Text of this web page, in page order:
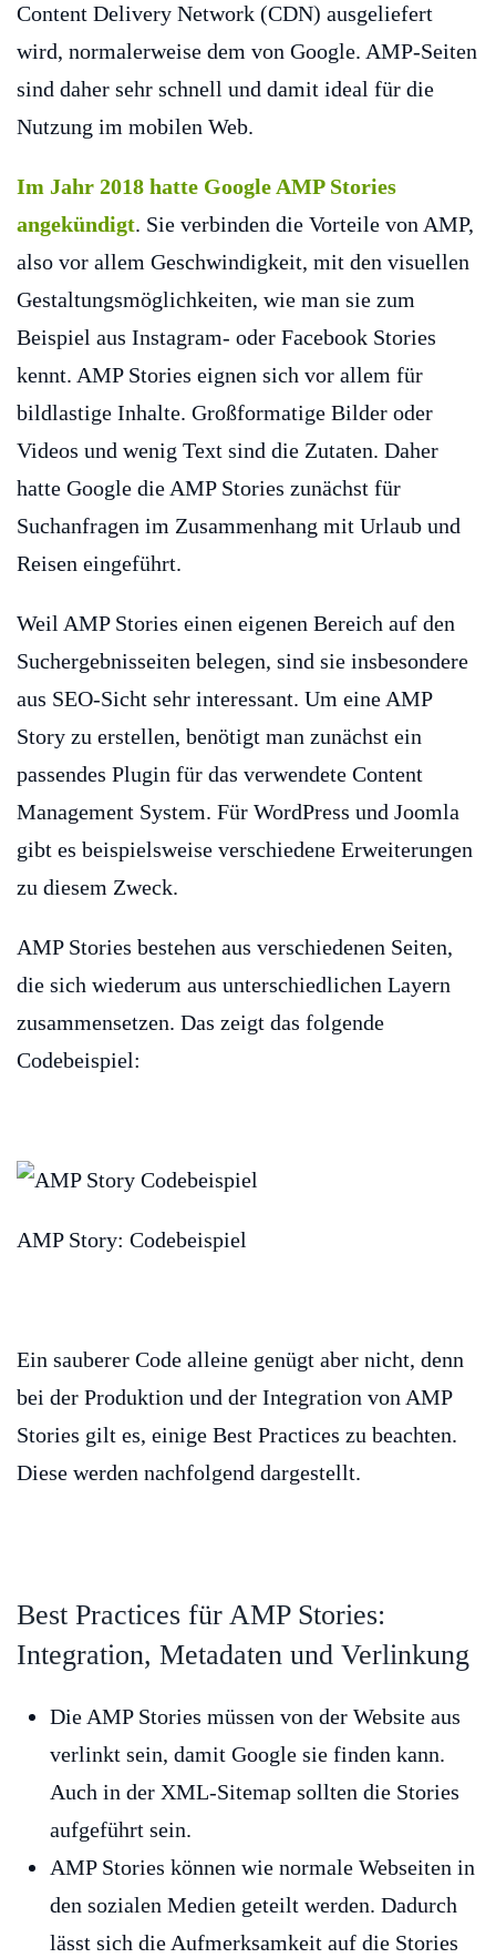
Content Delivery Network (CDN) ausgeliefert
wird, normalerweise dem von Google. AMP-Seiten
sind daher sehr schnell und damit ideal für die
Nutzung im mobilen Web.
Im Jahr 2018 hatte Google AMP Stories
angekündigt. Sie verbinden die Vorteile von AMP,
also vor allem Geschwindigkeit, mit den visuellen
Gestaltungsmöglichkeiten, wie man sie zum
Beispiel aus Instagram- oder Facebook Stories
kennt. AMP Stories eignen sich vor allem für
bildlastige Inhalte. Großformatige Bilder oder
Videos und wenig Text sind die Zutaten. Daher
hatte Google die AMP Stories zunächst für
Suchanfragen im Zusammenhang mit Urlaub und
Reisen eingeführt.
Weil AMP Stories einen eigenen Bereich auf den
Suchergebnisseiten belegen, sind sie insbesondere
aus SEO-Sicht sehr interessant. Um eine AMP
Story zu erstellen, benötigt man zunächst ein
passendes Plugin für das verwendete Content
Management System. Für WordPress und Joomla
gibt es beispielsweise verschiedene Erweiterungen
zu diesem Zweck.
AMP Stories bestehen aus verschiedenen Seiten,
die sich wiederum aus unterschiedlichen Layern
zusammensetzen. Das zeigt das folgende
Codebeispiel:
AMP Story: Codebeispiel
Ein sauberer Code alleine genügt aber nicht, denn
bei der Produktion und der Integration von AMP
Stories gilt es, einige Best Practices zu beachten.
Diese werden nachfolgend dargestellt.
Best Practices für AMP Stories:
Integration, Metadaten und Verlinkung
Die AMP Stories müssen von der Website aus
verlinkt sein, damit Google sie finden kann.
Auch in der XML-Sitemap sollten die Stories
aufgeführt sein.
AMP Stories können wie normale Webseiten in
den sozialen Medien geteilt werden. Dadurch
lässt sich die Aufmerksamkeit auf die Stories